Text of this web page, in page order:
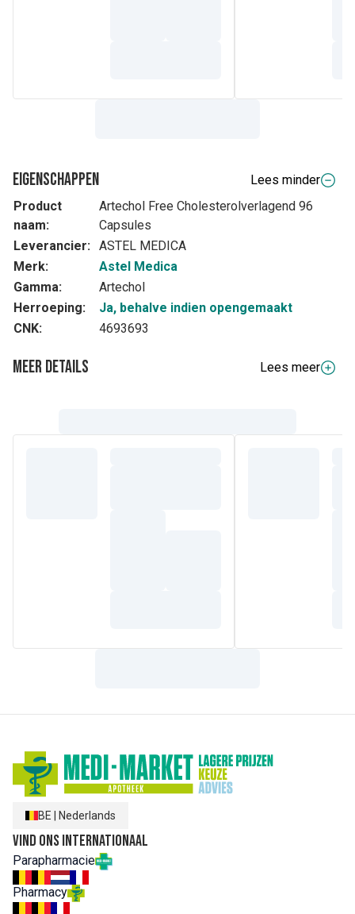
Eigenschappen
Lees minder
Product
naam:
Artechol Free Cholesterolverlagend 96
Capsules
Leverancier: ASTEL MEDICA
Merk:
Astel Medica
Gamma:
Artechol
Herroeping:
Ja, behalve indien opengemaakt
CNK:
4693693
Meer details
Lees meer
Extract van ?????????????????? ????????????????????
BE Nederlands
Vind ons internationaal
Parapharmacie
Pharmacy